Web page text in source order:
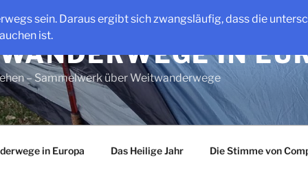
sein. Daraus ergibt sich zwangsläufig, dass die
ist.
IN
– Sammelwerk über Weitwanderwege
in Europa Das Heilige Jahr Die Stimme von